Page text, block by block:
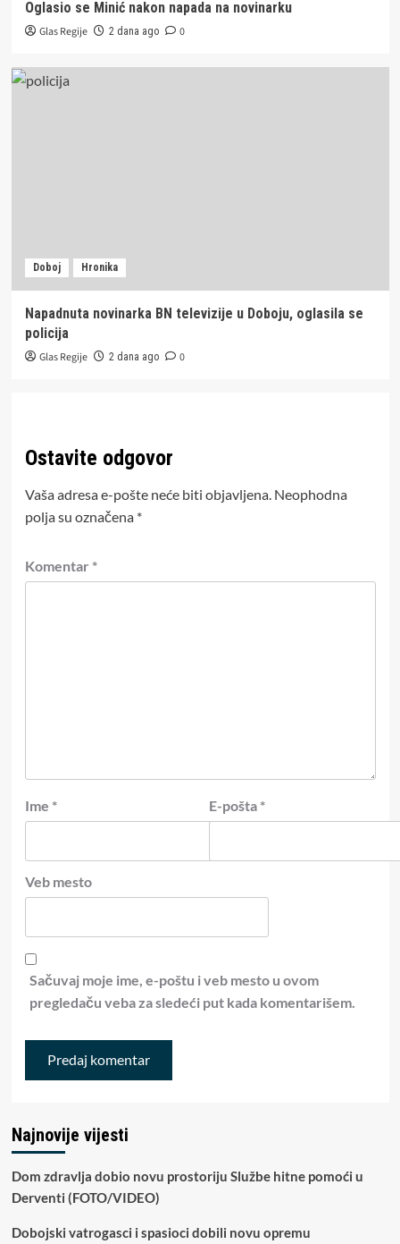
Oglasio se Minić nakon napada na novinarku
Glas Regije 2 dana ago 0
Doboj Hronika
Napadnuta novinarka BN televizije u Doboju, oglasila se
policija
Glas Regije 2 dana ago 0
Ostavite odgovor
Vaša adresa e-pošte neće biti objavljena. Neophodna
polja su označena *
Komentar *
Ime * E-pošta *
Veb mesto
Sačuvaj moje ime, e-poštu i veb mesto u ovom
pregledaču veba za sledeći put kada komentarišem.
Najnovije vijesti
Dom zdravlja dobio novu prostoriju Službe hitne pomoći u
Derventi (FOTO/VIDEO)
Dobojski vatrogasci i spasioci dobili novu opremu